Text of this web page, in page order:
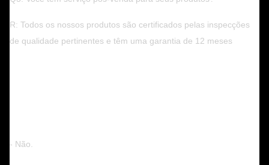
R: Todos os nossos produtos são certificados pelas inspecções
de qualidade pertinentes e têm uma garantia de 12 meses
- Não.